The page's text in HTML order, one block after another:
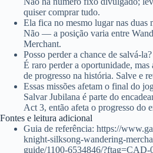
quiser comprar tudo.
Ela fica no mesmo lugar nas duas
Não — a posição varia entre
Merchant.
Posso perder a chance de salvá‑la?
É raro perder a oportunidade, mas
de progresso na história. Salve e
Essas missões afetam o final do
Salvar Jubilana é parte do
Act 3, então afeta o progresso do
Fontes e leitura adicional
Guia de referência: https://
knight-silksong-wandering-
guide/1100-6534846/?ftag=CAD-